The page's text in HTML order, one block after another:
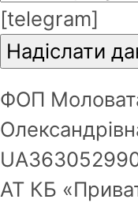
[telegram]
ФОП
АТ КБ